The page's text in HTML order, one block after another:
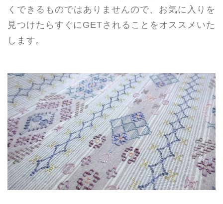
くできるものではありませんので、お気に入りを
見つけたらすぐにGETされることをオススメいた
します。